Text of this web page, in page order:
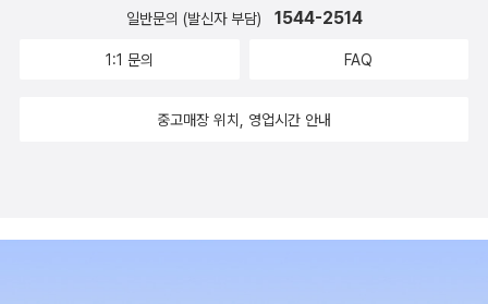
일반문의 (발신자 부담) 1544-2514
1:1 문의 FAQ
중고매장 위치, 영업시간 안내